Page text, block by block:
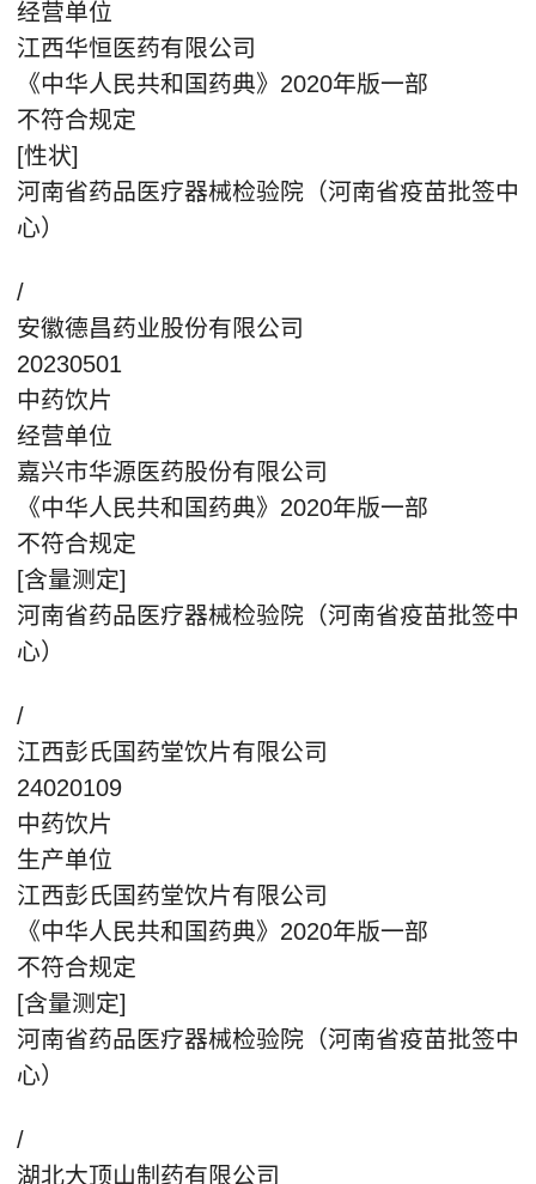
经营单位
江西华恒医药有限公司
《中华人民共和国药典》2020年版一部
不符合规定
[性状]
河南省药品医疗器械检验院（河南省疫苗批签中
心）
/
安徽德昌药业股份有限公司
20230501
中药饮片
经营单位
嘉兴市华源医药股份有限公司
《中华人民共和国药典》2020年版一部
不符合规定
[含量测定]
河南省药品医疗器械检验院（河南省疫苗批签中
心）
/
江西彭氏国药堂饮片有限公司
24020109
中药饮片
生产单位
江西彭氏国药堂饮片有限公司
《中华人民共和国药典》2020年版一部
不符合规定
[含量测定]
河南省药品医疗器械检验院（河南省疫苗批签中
心）
/
湖北大顶山制药有限公司